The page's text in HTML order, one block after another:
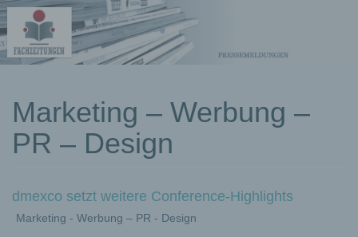
Pressemeldungen
Marketing – Werbung –
PR – Design
dmexco setzt weitere Conference-Highlights
Marketing - Werbung – PR - Design